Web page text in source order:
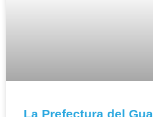
La Prefectura del